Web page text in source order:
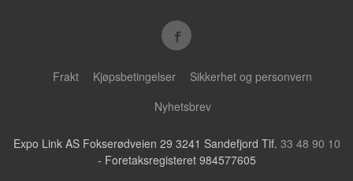
Frakt Kjøpsbetingelser
Sikkerhet og personvern
Nyhetsbrev
Expo Link AS Fokserødveien 29 3241 Sandefjord Tlf. 33 48 90 10
- Foretaksregisteret 984577605